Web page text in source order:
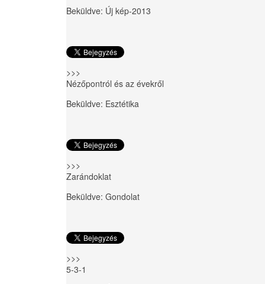
Beküldve: Új kép-2013
>>>
Nézőpontról és az évekről
Beküldve: Esztétika
>>>
Zarándoklat
Beküldve: Gondolat
>>>
5-3-1